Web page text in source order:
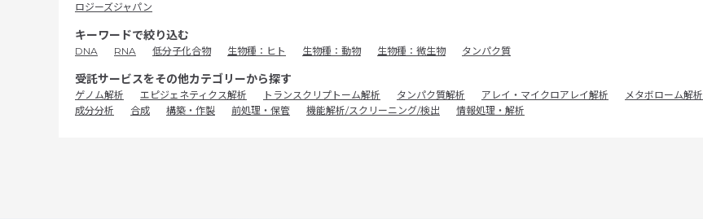
ロジーズジャパン
キーワードで絞り込む
DNA RNA 低分子化合物 生物種：ヒト 生物種：動物 生物種：微生物 タンパク質
受託サービスをその他カテゴリーから探す
ゲノム解析 エピジェネティクス解析 トランスクリプトーム解析 タンパク質解析 アレイ・マイクロアレイ解析 メタボローム解析
成分分析
合成 構築・作製 前処理・保管 機能解析/スクリーニング/検出 情報処理・解析